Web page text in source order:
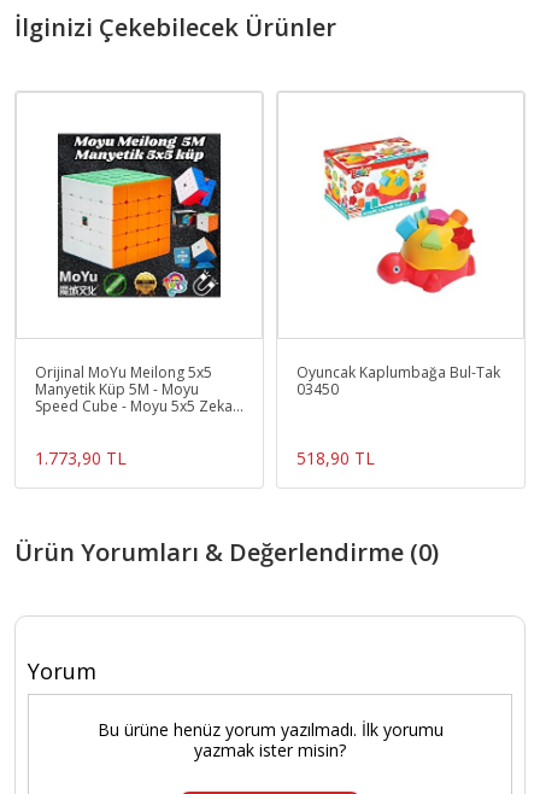
İlginizi Çekebilecek Ürünler
Orijinal MoYu Meilong 5x5
Manyetik Küp 5M - Moyu
Speed Cube - Moyu 5x5 Zeka
1.773,90 TL
Oyuncak Kaplumbağa Bul-Tak
03450
518,90 TL
Ürün Yorumları & Değerlendirme (0)
Yorum
Bu ürüne henüz yorum yazılmadı. İlk yorumu
yazmak ister misin?